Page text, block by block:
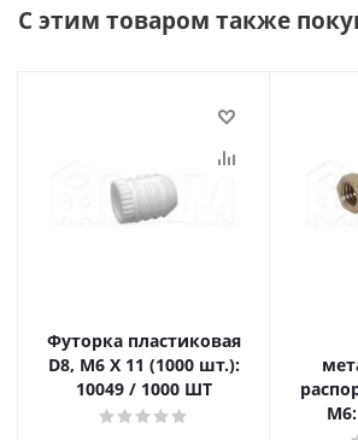
С этим товаром также
Футорка пластиковая
D8, М6 Х 11 (1000 шт.):
10049 / 1000 ШТ